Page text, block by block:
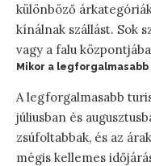
különböző
kínálnak szállást. Sok
vagy a falu
Mikor a legforgalmasabb
A legforgalmasabb
júliusban és
zsúfoltabbak, és az
mégis kellemes